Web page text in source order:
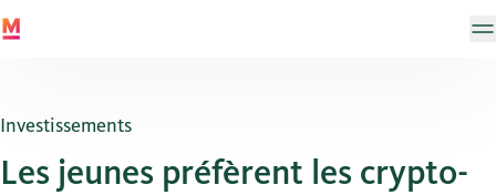
Investissements
Les jeunes préfèrent les crypto-